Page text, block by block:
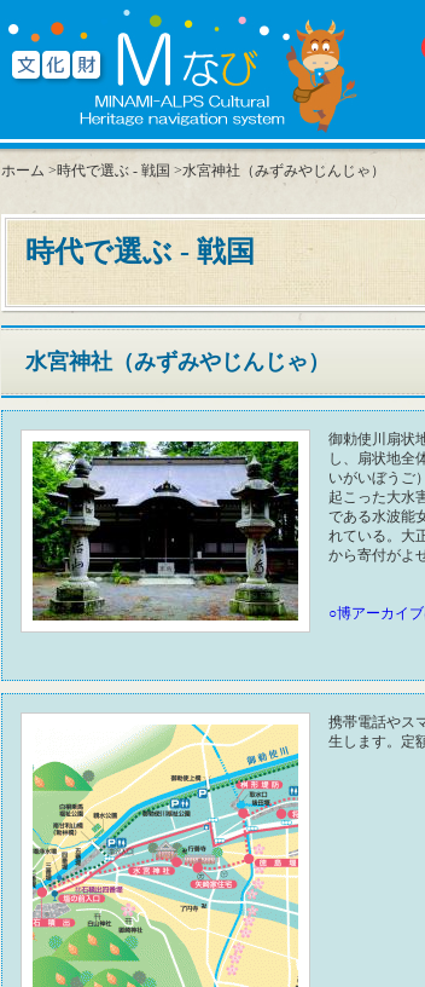
ホーム >時代で選ぶ - 戦国 >水宮神社（みずみやじんじゃ）
時代で選ぶ - 戦国
水宮神社（みずみやじんじゃ）
御勅使川扇状
し、扇状地全
いがいぼうご
起こった大水
である水波能
れている。大
から寄付がよ
○博アーカイ
携帯電話やス
生します。定